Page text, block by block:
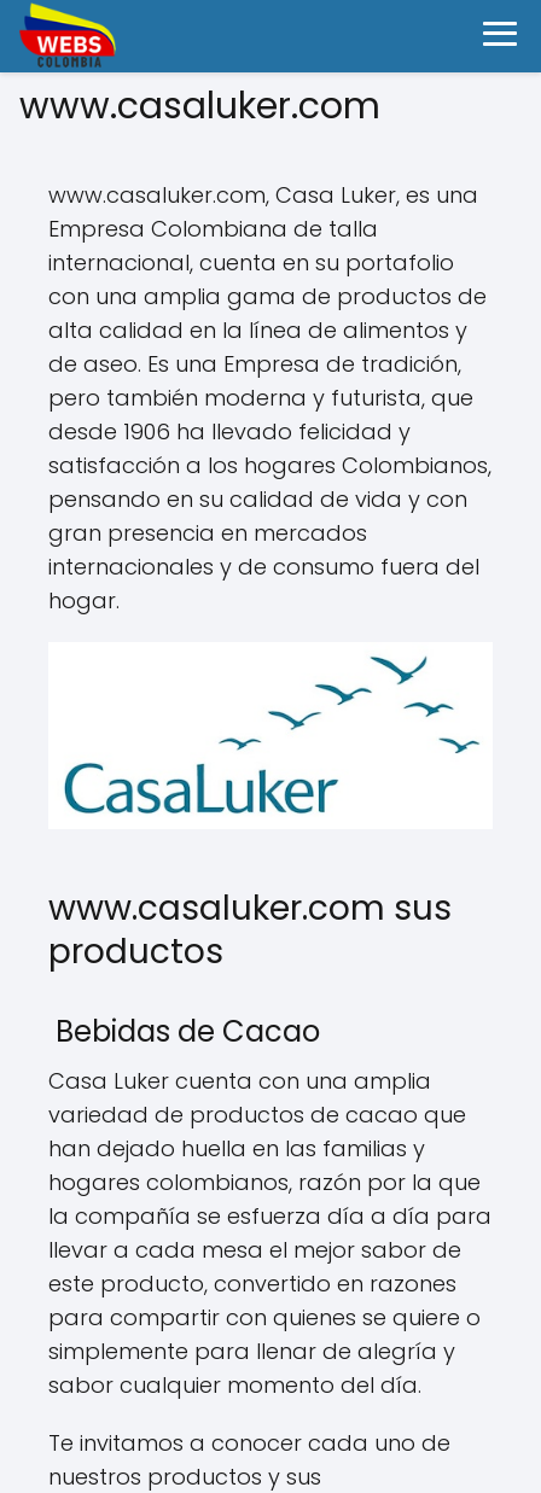
www.casaluker.com
www.casaluker.com, Casa Luker, es una
Empresa Colombiana de talla
internacional, cuenta en su portafolio
con una amplia gama de productos de
alta calidad en la línea de alimentos y
de aseo. Es una Empresa de tradición,
pero también moderna y futurista, que
desde 1906 ha llevado felicidad y
satisfacción a los hogares Colombianos,
pensando en su calidad de vida y con
gran presencia en mercados
internacionales y de consumo fuera del
hogar.
www.casaluker.com sus
productos
Bebidas de Cacao
Casa Luker cuenta con una amplia
variedad de productos de cacao que
han dejado huella en las familias y
hogares colombianos, razón por la que
la compañía se esfuerza día a día para
llevar a cada mesa el mejor sabor de
este producto, convertido en razones
para compartir con quienes se quiere o
simplemente para llenar de alegría y
sabor cualquier momento del día.
Te invitamos a conocer cada uno de
nuestros productos y sus